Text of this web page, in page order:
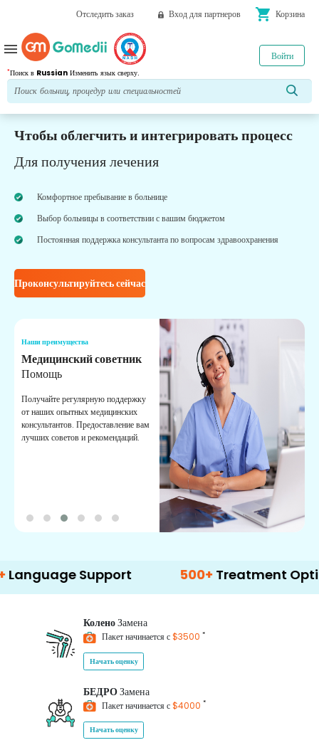
Отследить заказ Вход для партнеров shopping_cart Корзина
*Поиск в Russian Изменить язык сверху.
Войти
menu
Чтобы облегчить и интегрировать процесс
Для получения лечения
Комфортное пребывание в больнице
Выбор больницы в соответствии с вашим бюджетом
Постоянная поддержка консультанта по вопросам здравоохранения
Проконсультируйтесь сейчас
Наши преимущества
Медицинский советник
Помощь
Получайте регулярную поддержку
от наших опытных медицинских
консультантов. Предоставление вам
лучших советов и рекомендаций.
Support 500+ Treatment Options
КоленоЗамена
Пакет начинается с$3500 *
Начать оценку
БЕДРОЗамена
Пакет начинается с$4000 *
Начать оценку